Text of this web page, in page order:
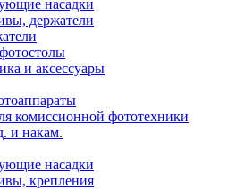
насадки
держатели
и аксессуары
комиссионной фототехники
и накам.
насадки
крепления